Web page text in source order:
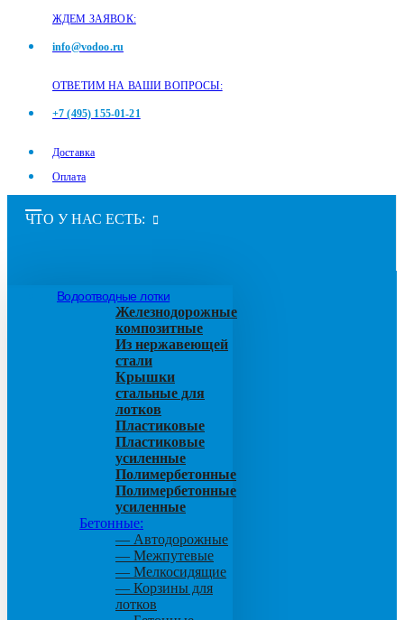
ЖДЕМ ЗАЯВОК:
info@vodoo.ru
ОТВЕТИМ НА ВАШИ ВОПРОСЫ:
+7 (495) 155-01-21
Доставка
Оплата
ЧТО У НАС ЕСТЬ:
Водоотводные лотки
Железнодорожные
композитные
Из нержавеющей
стали
Крышки
стальные для
лотков
Пластиковые
Пластиковые
усиленные
Полимербетонные
Полимербетонные
усиленные
Бетонные:
— Автодорожные
— Межпутевые
— Мелкосидящие
— Корзины для
лотков